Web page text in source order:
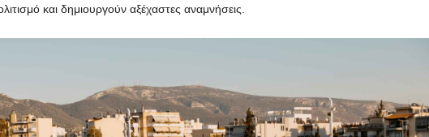
και δημιουργούν αξέχαστες αναμνήσεις.